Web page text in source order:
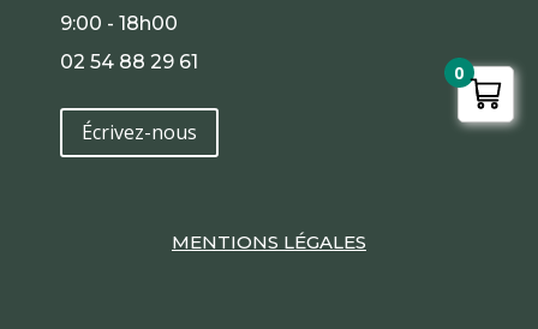
9:00 - 18h00
02 54 88 29 61
Écrivez-nous
MENTIONS LÉGALES
0